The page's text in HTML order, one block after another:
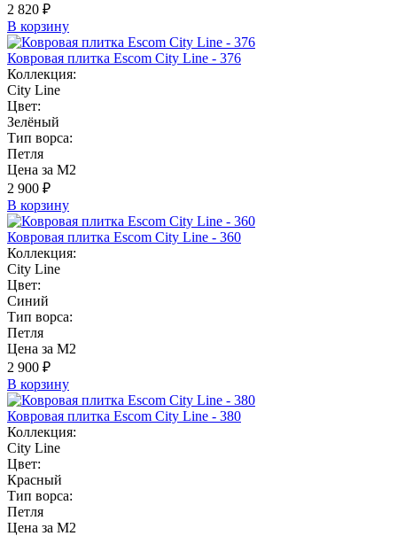
2 820 ₽
В корзину
Ковровая плитка Escom City Line - 376
Коллекция:
City Line
Цвет:
Зелёный
Тип ворса:
Петля
Цена за М2
2 900 ₽
В корзину
Ковровая плитка Escom City Line - 360
Коллекция:
City Line
Цвет:
Синий
Тип ворса:
Петля
Цена за М2
2 900 ₽
В корзину
Ковровая плитка Escom City Line - 380
Коллекция:
City Line
Цвет:
Красный
Тип ворса:
Петля
Цена за М2